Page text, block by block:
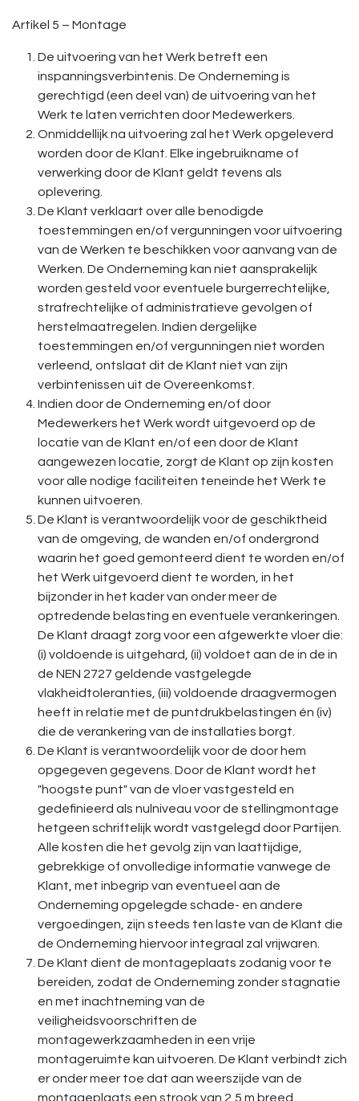
Artikel 5 – Montage
De uitvoering van het Werk betreft een
inspanningsverbintenis. De Onderneming is
gerechtigd (een deel van) de uitvoering van het
Werk te laten verrichten door Medewerkers.
Onmiddellijk na uitvoering zal het Werk opgeleverd
worden door de Klant. Elke ingebruikname of
verwerking door de Klant geldt tevens als
oplevering.
De Klant verklaart over alle benodigde
toestemmingen en/of vergunningen voor uitvoering
van de Werken te beschikken voor aanvang van de
Werken. De Onderneming kan niet aansprakelijk
worden gesteld voor eventuele burgerrechtelijke,
strafrechtelijke of administratieve gevolgen of
herstelmaatregelen. Indien dergelijke
toestemmingen en/of vergunningen niet worden
verleend, ontslaat dit de Klant niet van zijn
verbintenissen uit de Overeenkomst.
Indien door de Onderneming en/of door
Medewerkers het Werk wordt uitgevoerd op de
locatie van de Klant en/of een door de Klant
aangewezen locatie, zorgt de Klant op zijn kosten
voor alle nodige faciliteiten teneinde het Werk te
kunnen uitvoeren.
De Klant is verantwoordelijk voor de geschiktheid
van de omgeving, de wanden en/of ondergrond
waarin het goed gemonteerd dient te worden en/of
het Werk uitgevoerd dient te worden, in het
bijzonder in het kader van onder meer de
optredende belasting en eventuele verankeringen.
De Klant draagt zorg voor een afgewerkte vloer die:
(i) voldoende is uitgehard, (ii) voldoet aan de in de in
de NEN 2727 geldende vastgelegde
vlakheidtoleranties, (iii) voldoende draagvermogen
heeft in relatie met de puntdrukbelastingen én (iv)
die de verankering van de installaties borgt.
De Klant is verantwoordelijk voor de door hem
opgegeven gegevens. Door de Klant wordt het
"hoogste punt" van de vloer vastgesteld en
gedefinieerd als nulniveau voor de stellingmontage
hetgeen schriftelijk wordt vastgelegd door Partijen.
Alle kosten die het gevolg zijn van laattijdige,
gebrekkige of onvolledige informatie vanwege de
Klant, met inbegrip van eventueel aan de
Onderneming opgelegde schade- en andere
vergoedingen, zijn steeds ten laste van de Klant die
de Onderneming hiervoor integraal zal vrijwaren.
De Klant dient de montageplaats zodanig voor te
bereiden, zodat de Onderneming zonder stagnatie
en met inachtneming van de
veiligheidsvoorschriften de
montagewerkzaamheden in een vrije
montageruimte kan uitvoeren. De Klant verbindt zich
er onder meer toe dat aan weerszijde van de
montageplaats een strook van 2,5 m breed